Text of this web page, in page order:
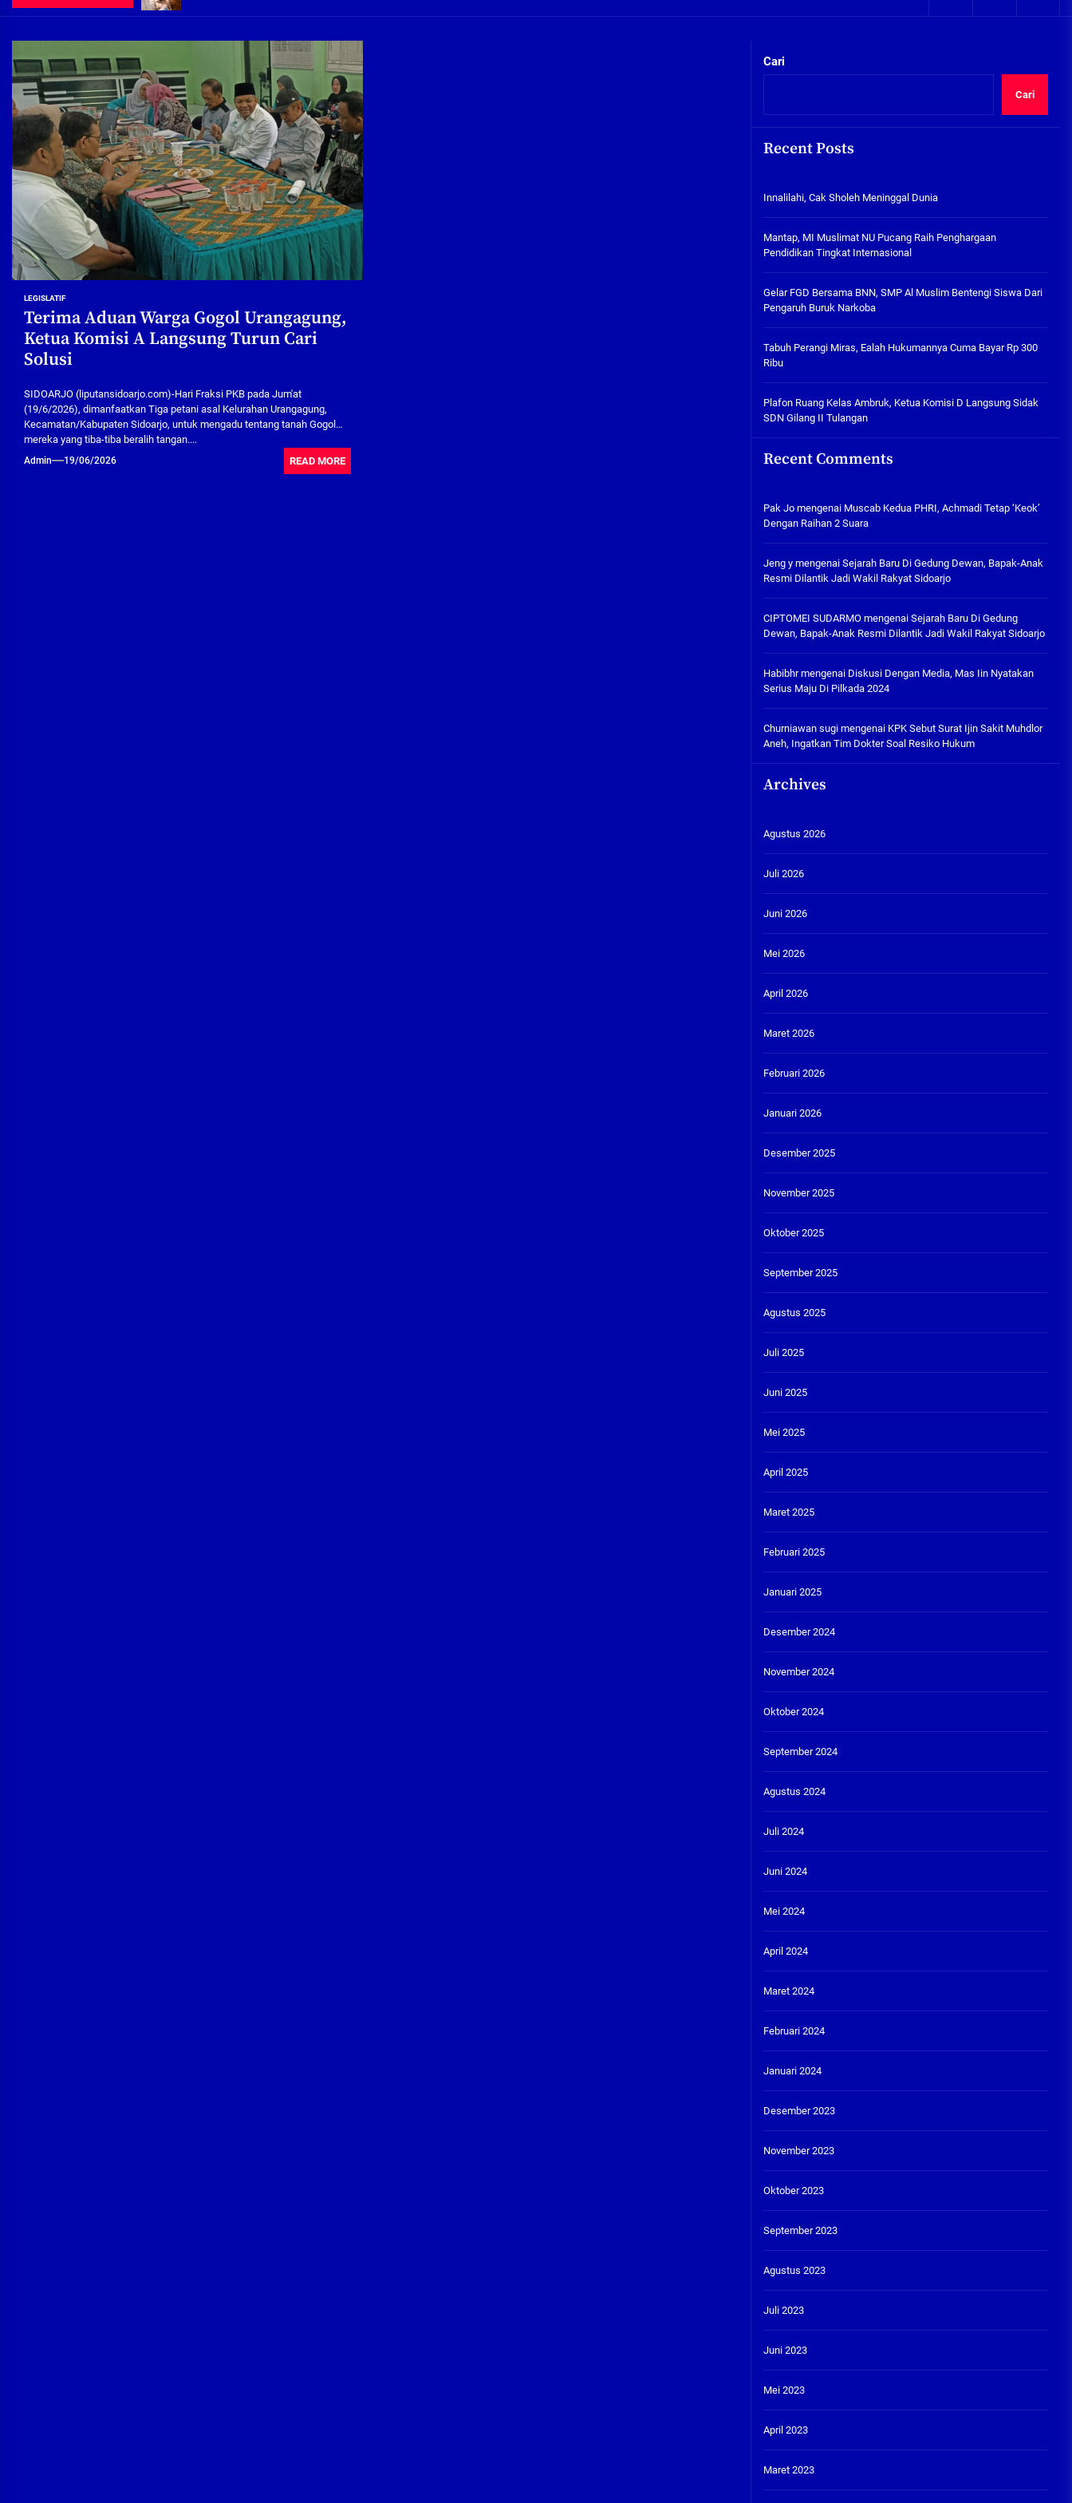
SDN Gilang II Tulangan
Mantap, MI Muslimat NU
Pucang Raih Penghargaan
Pendidikan Tingkat
Internasional
06/08/2026
Gelar FGD Bersama BNN, SMP Al
Muslim Bentengi Siswa Dari
05/08/2026
Hukumannya Cuma Bayar Rp
300 Ribu
Plafon Ruang Kelas Ambruk,
Ketua Komisi D Langsung Sidak
05/08/2026
Pembebasan Lahan Segera Rampung, Pembangunan Fly Over Gedangan Semakin Dekat
Peduli Warga Miskin, Bupati Sidoarjo Masif Jalankan Program Rehab RTLH
Pembebasan Lahan Hampir Rampung, Pembangunan Fly over Gedangan Semakin Dekat
Terima aduan warga, Komisi A cari solusi masalah warga Seketi dan Urangagung
Demi Jajaran Direksi Delta Tirta Yang Profesional Dan Kapabel, Komisi B Dua Kali Panggil Pansel Dan Minta Ada Pakta Integritas
LEGISLATIF
Terima Aduan Warga Gogol Urangagung,
Ketua Komisi A Langsung Turun Cari
Solusi
SIDOARJO (liputansidoarjo.com)-Hari Fraksi PKB pada Jum'at
(19/6/2026), dimanfaatkan Tiga petani asal Kelurahan Urangagung,
Kecamatan/Kabupaten Sidoarjo, untuk mengadu tentang tanah Gogol
mereka yang tiba-tiba beralih tangan....
Admin 19/06/2026 READ MORE
Cari
Cari
Recent Posts
Innalilahi, Cak Sholeh Meninggal Dunia
Mantap, MI Muslimat NU Pucang Raih Penghargaan
Pendidikan Tingkat Internasional
Gelar FGD Bersama BNN, SMP Al Muslim Bentengi Siswa Dari
Pengaruh Buruk Narkoba
Tabuh Perangi Miras, Ealah Hukumannya Cuma Bayar Rp 300
Ribu
Plafon Ruang Kelas Ambruk, Ketua Komisi D Langsung Sidak
SDN Gilang II Tulangan
Recent Comments
Pak Jomengenai Muscab Kedua PHRI, Achmadi Tetap ‘Keok’
Dengan Raihan 2 Suara
Jeng ymengenai Sejarah Baru Di Gedung Dewan, Bapak-Anak
Resmi Dilantik Jadi Wakil Rakyat Sidoarjo
CIPTOMEI SUDARMOmengenai Sejarah Baru Di Gedung
Dewan, Bapak-Anak Resmi Dilantik Jadi Wakil Rakyat Sidoarjo
Habibhrmengenai Diskusi Dengan Media, Mas Iin Nyatakan
Serius Maju Di Pilkada 2024
Churniawan sugimengenai KPK Sebut Surat Ijin Sakit Muhdlor
Aneh, Ingatkan Tim Dokter Soal Resiko Hukum
Archives
Agustus 2026
Juli 2026
Juni 2026
Mei 2026
April 2026
Maret 2026
Februari 2026
Januari 2026
Desember 2025
November 2025
Oktober 2025
September 2025
Agustus 2025
Juli 2025
Juni 2025
Mei 2025
April 2025
Maret 2025
Februari 2025
Januari 2025
Desember 2024
November 2024
Oktober 2024
September 2024
Agustus 2024
Juli 2024
Juni 2024
Mei 2024
April 2024
Maret 2024
Februari 2024
Januari 2024
Desember 2023
November 2023
Oktober 2023
September 2023
Agustus 2023
Juli 2023
Juni 2023
Mei 2023
April 2023
Maret 2023